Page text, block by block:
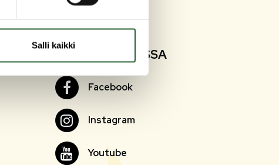
Salli kaikki
SEURAA SOMESSA
FacebookFacebook
InstagramInstagram
YoutubeYoutube